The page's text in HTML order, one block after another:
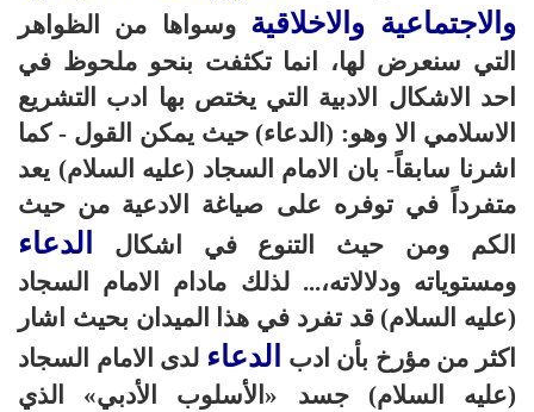
والاجتماعية والاخلاقية وسواها من الظواهر
التي سنعرض لها، انما تكثفت بنحو ملحوظ في
احد الاشكال الادبية التي يختص بها ادب التشريع
الاسلامي الا وهو: (الدعاء) حيث يمكن القول - كما
اشرنا سابقاً- بان الامام السجاد (عليه السلام) يعد
متفرداً في توفره على صياغة الادعية من حيث
الكم ومن حيث التنوع في اشكال
الدعاء
ومستوياته ودلالاته،... لذلك مادام الامام السجاد
(عليه السلام) قد تفرد في هذا الميدان بحيث اشار
اكثر من مؤرخ بأن ادب
الدعاء لدى الامام السجاد
(عليه السلام) جسد «الأسلوب الأدبي» الذي